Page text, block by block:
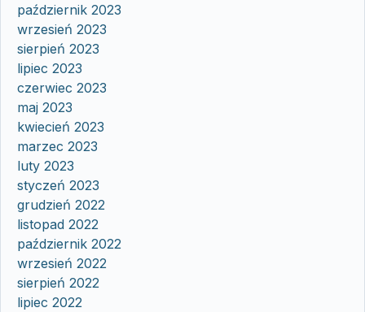
październik 2023
wrzesień 2023
sierpień 2023
lipiec 2023
czerwiec 2023
maj 2023
kwiecień 2023
marzec 2023
luty 2023
styczeń 2023
grudzień 2022
listopad 2022
październik 2022
wrzesień 2022
sierpień 2022
lipiec 2022